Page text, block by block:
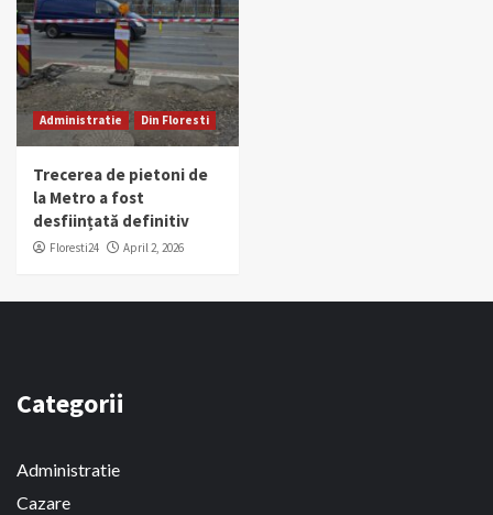
Administratie Din Floresti
Trecerea de pietoni de
la Metro a fost
desființată definitiv
Floresti24 April 2, 2026
Categorii
Administratie
Cazare